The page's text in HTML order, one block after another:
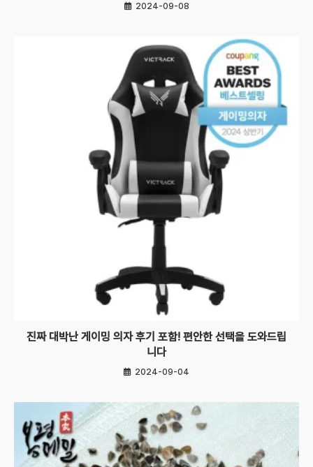
2024-09-08
진짜 대박난 게이밍 의자 후기 포함! 편안한 선택을 도와드립
니다
2024-09-04